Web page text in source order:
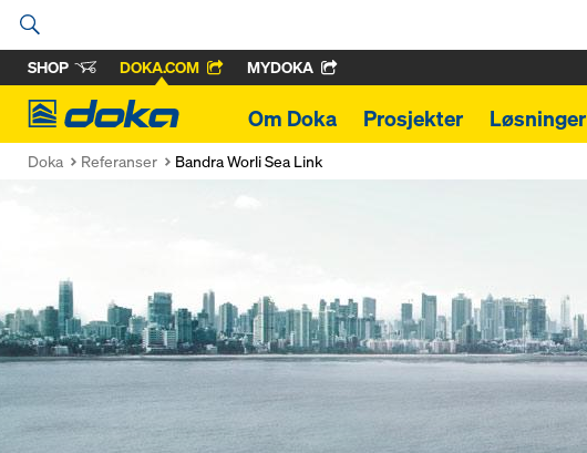
SHOP DOKA.COM MYDOKA
Doka
Om Doka Prosjekter Løsninger
Doka Referanser Bandra Worli Sea Link